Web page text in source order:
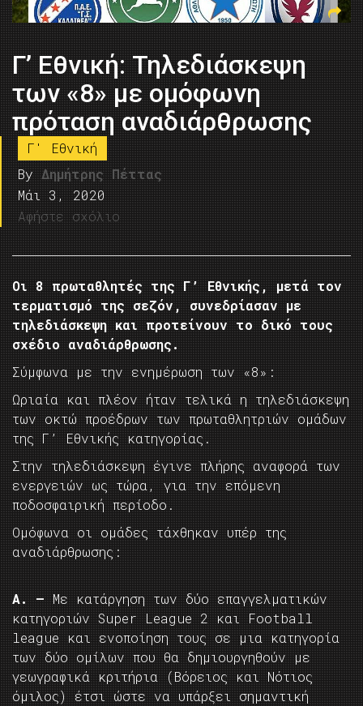
Γ’ Εθνική: Τηλεδιάσκεψη
των «8» με ομόφωνη
πρόταση αναδιάρθρωσης
Γ' Εθνική
By Δημήτρης Πέττας
Μάι 3, 2020
Αφήστε σχόλιο
Οι 8 πρωταθλητές της Γ’ Εθνικής, μετά τον
τερματισμό της σεζόν, συνεδρίασαν με
τηλεδιάσκεψη και προτείνουν το δικό τους
σχέδιο αναδιάρθρωσης.
Σύμφωνα με την ενημέρωση των «8»:
Ωριαία και πλέον ήταν τελικά η τηλεδιάσκεψη
των οκτώ προέδρων των πρωταθλητριών ομάδων
της Γ’ Εθνικής κατηγορίας.
Στην τηλεδιάσκεψη έγινε πλήρης αναφορά των
ενεργειών ως τώρα, για την επόμενη
ποδοσφαιρική περίοδο.
Ομόφωνα οι ομάδες τάχθηκαν υπέρ της
αναδιάρθρωσης:
Α. – Με κατάργηση των δύο επαγγελματικών
κατηγοριών Super League 2 και Football
league και ενοποίηση τους σε μια κατηγορία
των δύο ομίλων που θα δημιουργηθούν με
γεωγραφικά κριτήρια (Βόρειος και Νότιος
όμιλος) έτσι ώστε να υπάρξει σημαντική